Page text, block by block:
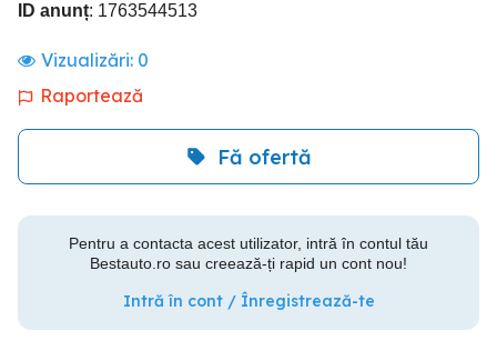
ID anunț: 1763544513
Vizualizări: 0
Raportează
Fă ofertă
Pentru a contacta acest utilizator, intră în contul tău
Bestauto.ro sau creează-ți rapid un cont nou!
Intră în cont / Înregistrează-te